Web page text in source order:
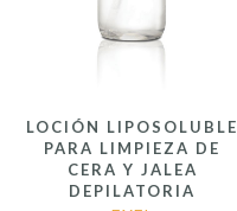
LOCIÓN LIPOSOLUBLE
PARA LIMPIEZA DE
CERA Y JALEA
DEPILATORIA